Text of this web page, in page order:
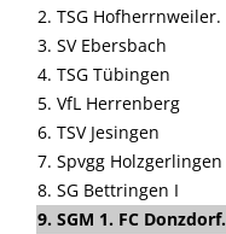
2. TSG Hofherrnweiler.
3. SV Ebersbach
4. TSG Tübingen
5. VfL Herrenberg
6. TSV Jesingen
7. Spvgg Holzgerlingen
8. SG Bettringen I
9. SGM 1. FC Donzdorf.